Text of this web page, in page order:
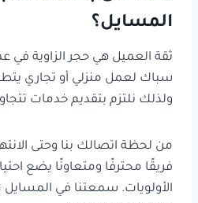
المسايل؟
ثقة العميل هي حجر الزاوية في
سباك لعمل منزلي أو تجاري
ولذلك نلتزم بتقديم خدمات
من لحظة اتصالك بنا وحتى
فريقًا محترفًا ومتعاونًا يضع
الأولويات. سمعتنا في المسايل